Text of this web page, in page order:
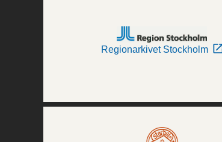
Regionarkivet Stockholm